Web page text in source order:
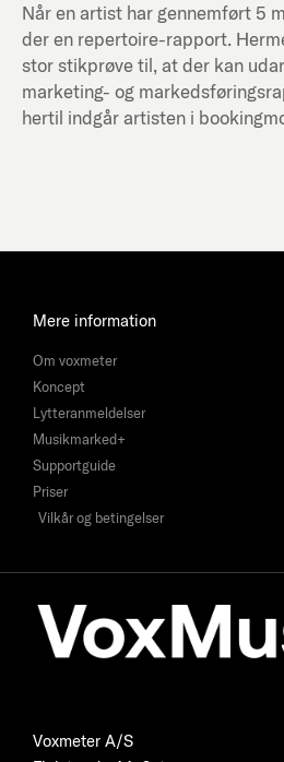
Når en artist har gennemført 5
der en repertoire-rapport.
stor stikprøve til, at der kan
marketing- og
hertil indgår artisten i
Mere information
Om voxmeter
Koncept
Lytteranmeldelser
Musikmarked+
Supportguide
Priser
Vilkår og betingelser
Voxmeter A/S